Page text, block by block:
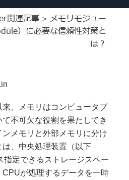
関連記事 > メモリモジュー
）に必要な信頼性対策と
は？
、メモリはコンピュータプ
不可欠な役割を果たしてき
メモリと外部メモリに分け
、中央処理装置（以下
指定できるストレージスペー
が処理するデータを一時